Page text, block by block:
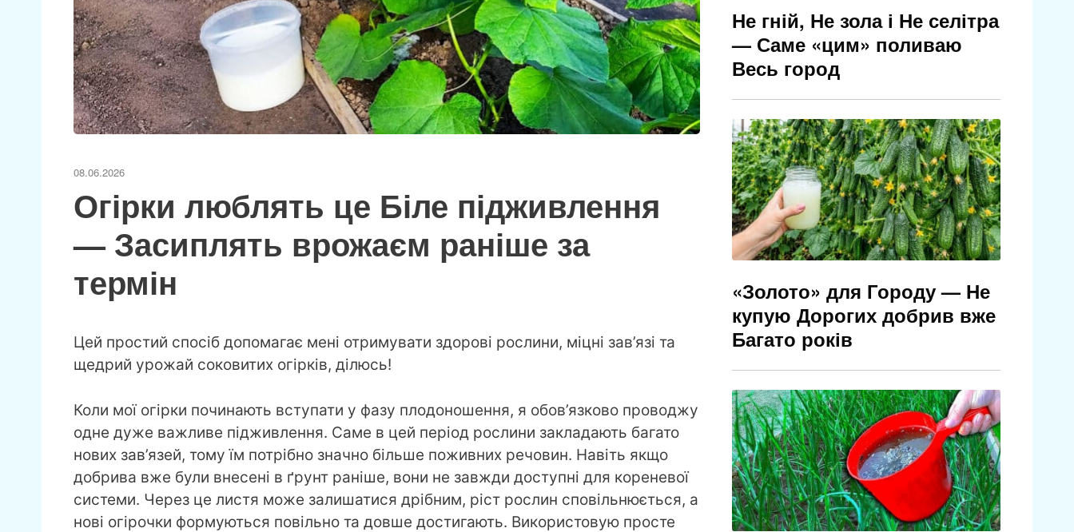
08.06.2026
Огірки люблять це Біле підживлення
— Засиплять врожаєм раніше за
термін
Цей простий спосіб допомагає мені отримувати здорові рослини, міцні зав’язі та
щедрий урожай соковитих огірків, ділюсь!
Коли мої огірки починають вступати у фазу плодоношення, я обов’язково проводжу
одне дуже важливе підживлення. Саме в цей період рослини закладають багато
нових зав’язей, тому їм потрібно значно більше поживних речовин. Навіть якщо
добрива вже були внесені в ґрунт раніше, вони не завжди доступні для кореневої
системи. Через це листя може залишатися дрібним, ріст рослин сповільнюється, а
нові огірочки формуються повільно та довше достигають. Використовую просте
Не гній, Не зола і Не селітра
— Саме «цим» поливаю
Весь город
«Золото» для Городу — Не
купую Дорогих добрив вже
Багато років